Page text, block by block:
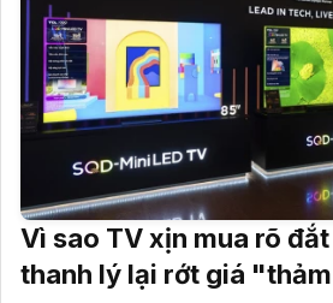
Vì sao TV xịn mua rõ
thanh lý lại rớt giá